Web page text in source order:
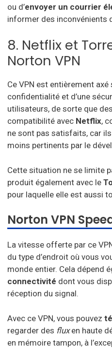
ou d’envoyer un courrier
informer des inconvénients
8. Netflix et
Norton VPN
Ce VPN est entièrement axé
confidentialité et d’une
utilisateurs, de sorte que
compatibilité avec Netflix,
ne sont pas satisfaits, car
moins pertinents par le
Cette situation ne se limite
produit également avec le
pour laquelle elle est aussi
Norton VPN
La vitesse offerte par ce
du type d’endroit où vous
monde entier. Cela dépend
connectivité dont vous
réception du signal.
Avec ce VPN, vous pouvez
regarder des fluxen haute
en mémoire tampon, à